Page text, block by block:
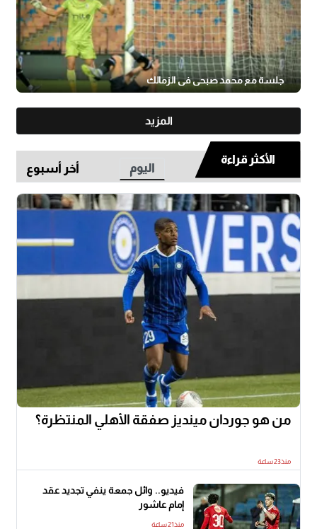
جلسة مع محمد صبحى في الزمالك
المزيد
الأكثر قراءة
اليوم أخر أسبوع
من هو جوردان مينديز صفقة الأهلي المنتظرة؟
منذ23 ساعة
فيديو.. وائل جمعة ينفي تجديد عقد
إمام عاشور
منذ21 ساعة